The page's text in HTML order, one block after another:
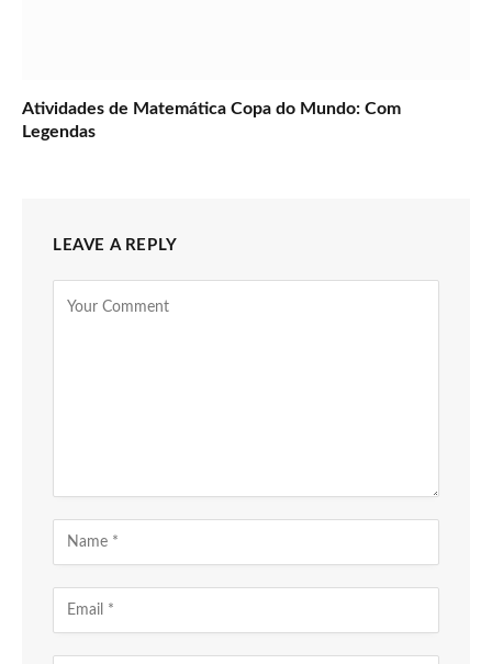
Atividades de Matemática Copa do Mundo: Com
Legendas
LEAVE A REPLY